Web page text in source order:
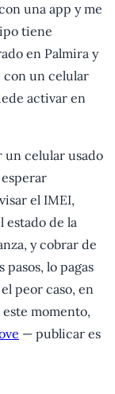
una app y me
tiene
en Palmira y
con un celular
activar en
un celular usado
el IMEI,
estado de la
y cobrar de
pasos, lo pagas
peor caso, en
momento,
— publicar es